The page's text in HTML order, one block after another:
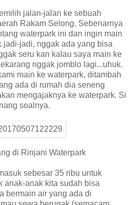
jalan-jalan ke sebuah
Rakam Selong. Sebenarnya
waterpark ini dan ingin main
jadi-jadi, nggak ada yang bisa
seru kan kalau saya main ke
nggak jomblo lagi...uhuk.
main ke waterpark, ditambah
ada di rumah dia seneng
mengajaknya ke waterpark. Si
soalnya.
di Rinjani Waterpark
sebesar 35 ribu untuk
anak-anak kita sudah bisa
bermain air yang ada di